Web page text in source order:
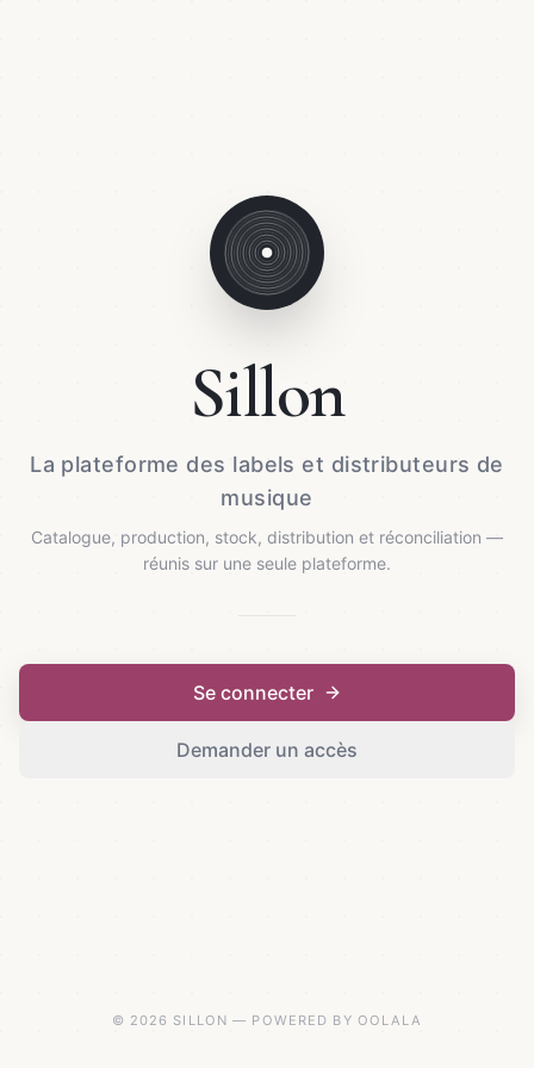
Sillon
La plateforme des labels et distributeurs de
musique
Catalogue, production, stock, distribution et réconciliation —
réunis sur une seule plateforme.
Se connecter
Demander un accès
© 2026 SILLON — POWERED BY OOLALA